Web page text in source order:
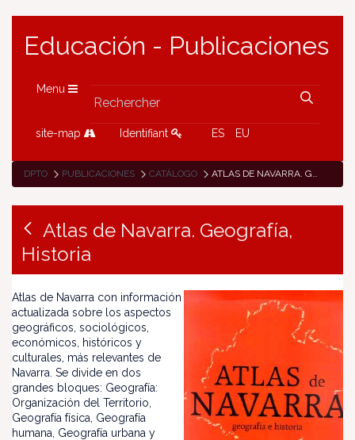
Educación - Publicaciones
Menu
site-map Identifiant ES EU
DPTO PUBLICACIONES CATÁLOGO ATLAS DE NAVARRA. GEOGRAFÍA, HISTORIA
Atlas de Navarra. Geografía,
Historia
Atlas de Navarra con información
actualizada sobre los aspectos
geográficos, sociológicos,
económicos, históricos y
culturales, más relevantes de
Navarra. Se divide en dos
grandes bloques: Geografía:
Organización del Territorio,
Geografía física, Geografía
humana, Geografía urbana y